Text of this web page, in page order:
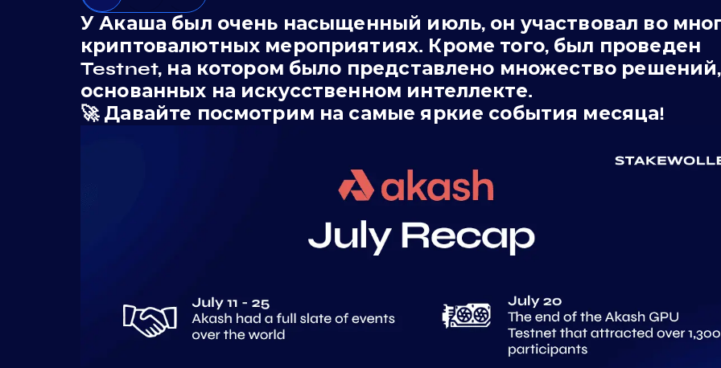
У Акаша был очень насыщенный июль, он участвовал во
криптовалютных мероприятиях. Кроме того, был проведен
Testnet, на котором было представлено множество решений,
основанных на искусственном интеллекте.
🚀 Давайте посмотрим на самые яркие события месяца!